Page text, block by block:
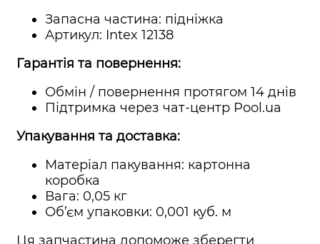
Запасна частина: підніжка
Артикул: Intex 12138
Гарантія та повернення:
Обмін / повернення протягом 14 днів
Підтримка через чат-центр Pool.ua
Упакування та доставка:
Матеріал пакування: картонна
коробка
Вага: 0,05 кг
Об’єм упаковки: 0,001 куб. м
Ця запчастина допоможе зберегти